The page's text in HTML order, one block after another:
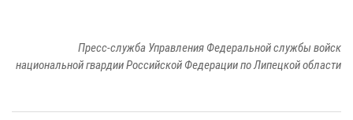
Пресс-служба Управления Федеральной службы войск
национальной гвардии Российской Федерации по Липецкой области